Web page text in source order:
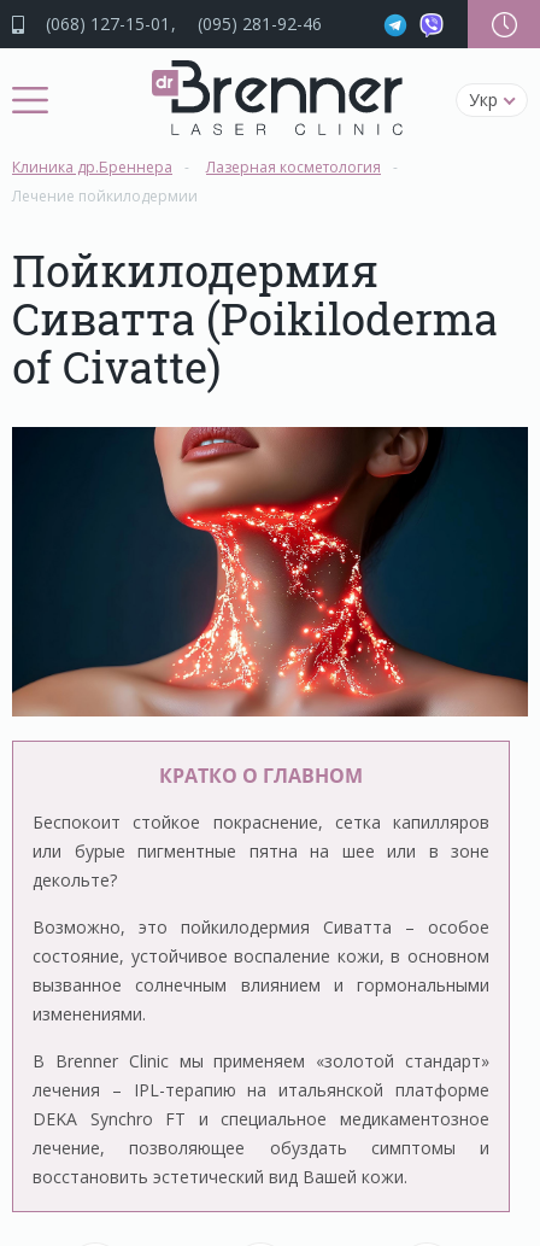
(068) 127-15-01 (095) 281-92-46
Укр
Клиника др.Бреннера
Лазерная косметология
Лечение пойкилодермии
Пойкилодермия
Сиватта (Poikiloderma
of Civatte)
КРАТКО О ГЛАВНОМ
Беспокоит стойкое покраснение, сетка капилляров
или бурые пигментные пятна на шее или в зоне
декольте?
Возможно, это пойкилодермия Сиватта – особое
состояние, устойчивое воспаление кожи, в основном
вызванное солнечным влиянием и гормональными
изменениями.
В Brenner Clinic мы применяем «золотой стандарт»
лечения – IPL-терапию на итальянской платформе
DEKA Synchro FT и специальное медикаментозное
лечение, позволяющее обуздать симптомы и
восстановить эстетический вид Вашей кожи.